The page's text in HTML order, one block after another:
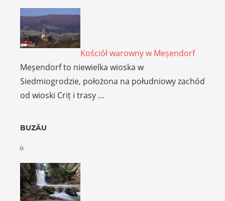
Kościół warowny w Meșendorf
Meșendorf to niewielka wioska w
Siedmiogrodzie, położona na południowy zachód
od wioski Criț i trasy …
BUZĂU